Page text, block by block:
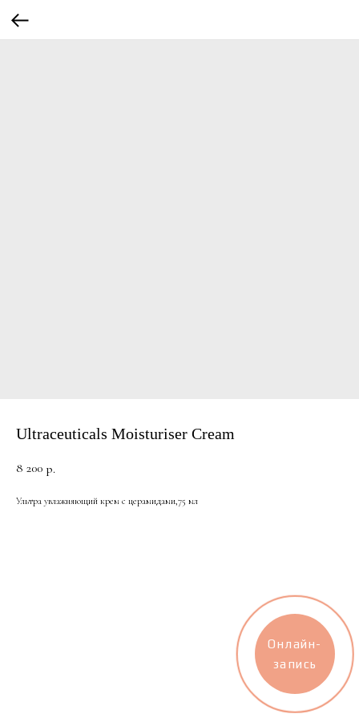
Ultraceuticals Moisturiser Cream
8 200 р.
Ультра увлажняющий крем с церамидами,75 мл
Онлайн-
запись